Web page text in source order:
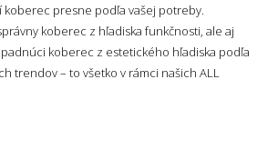
koberec presne podľa vašej potreby.
koberec z hľadiska funkčnosti, ale aj
koberec z estetického hľadiska podľa
trendov – to všetko v rámci našich ALL